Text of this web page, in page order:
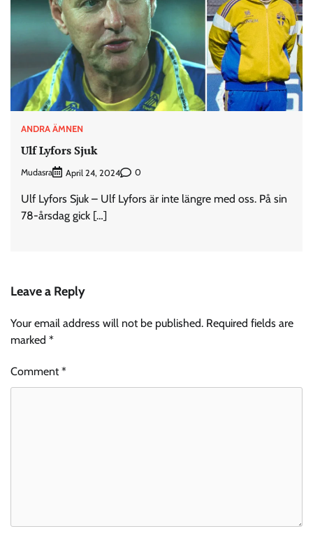
ANDRA ÄMNEN
Ulf Lyfors Sjuk
Mudasra April 24, 2024 0
Ulf Lyfors Sjuk – Ulf Lyfors är inte längre med oss. På sin
78-årsdag gick […]
Leave a Reply
Your email address will not be published. Required fields are
marked *
Comment*